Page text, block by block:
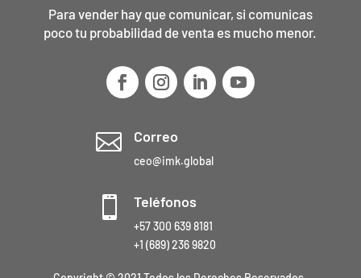
Para vender hay que comunicar, si comunicas
poco tu probabilidad de venta es mucho menor.
 Correo
ceo@imk.global
 Teléfonos
+57 300 639 8181
+1 (689) 236 9820